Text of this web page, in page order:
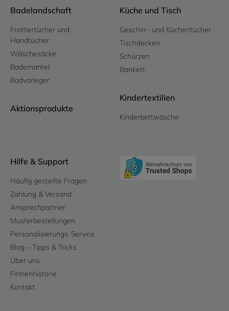
Badelandschaft
Frottiertücher und
Handtücher
Wäschesäcke
Bademantel
Badvorleger
Aktionsprodukte
Küche und Tisch
Geschirr- und Küchentücher
Tischdecken
Schürzen
Bankett
Kindertextilien
Kinderbettwäsche
Hilfe & Support
Häufig gestellte Fragen
Zahlung & Versand
Ansprechpartner
Musterbestellungen
Personalisierungs-Service
Blog – Tipps & Tricks
Über uns
Firmenhistorie
Kontakt